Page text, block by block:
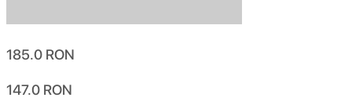
185.0 RON
147.0 RON